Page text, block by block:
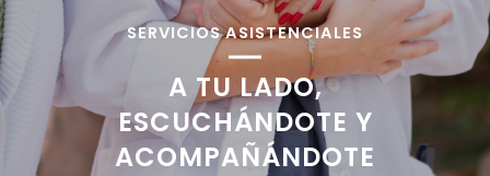
SERVICIOS ASISTENCIALES
A TU LADO,
ESCUCHÁNDOTE Y
ACOMPAÑÁNDOTE